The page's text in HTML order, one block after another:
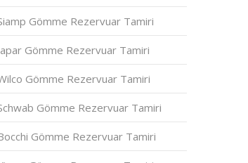
Gömme Rezervuar Tamiri
Gömme Rezervuar Tamiri
Gömme Rezervuar Tamiri
Gömme Rezervuar Tamiri
Gömme Rezervuar Tamiri